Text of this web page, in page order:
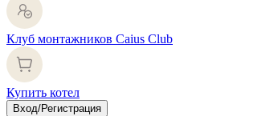
Клуб монтажников Caius Club
Купить котел
Вход/Регистрация